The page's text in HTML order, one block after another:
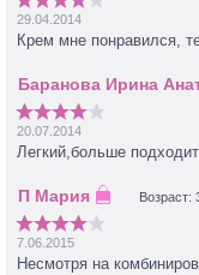
29.04.2014
Крем мне понравился,
20.07.2014
Легкий,больше
Возраст:
7.06.2015
Несмотря на